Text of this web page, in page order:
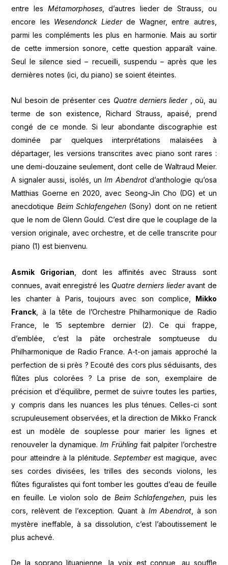
entre les Métamorphoses, d’autres lieder de Strauss, ou
encore les Wesendonck Liederde Wagner, entre autres,
parmi les compléments les plus en harmonie. Mais au sortir
de cette immersion sonore, cette question apparaît vaine.
Seul le silence sied – recueilli, suspendu – après que les
dernières notes (ici, du piano) se soient éteintes.
Nul besoin de présenter ces Quatre derniers lieder, où, au
terme de son existence, Richard Strauss, apaisé, prend
congé de ce monde. Si leur abondante discographie est
dominée par quelques interprétations malaisées à
départager, les versions transcrites avec piano sont rares :
une demi-douzaine seulement, dont celle de Waltraud Meier.
A signaler aussi, isolés, unIm Abendrotd’anthologie qu’osa
Matthias Goerne en 2020, avec Seong-Jin Cho (DG) et un
anecdotique Beim Schlafengehen (Sony) dont on ne retient
que le nom de Glenn Gould. C’est dire que le couplage de la
version originale, avec orchestre, et de celle transcrite pour
piano (1) est bienvenu.
Asmik Grigorian , dont les affinités avec Strauss sont
connues, avait enregistré les Quatre derniers liederavant de
les chanter à Paris, toujours avec son complice,
Mikko
Franck , à la tête de l’Orchestre Philharmonique de Radio
France, le 15 septembre dernier (2). Ce qui frappe,
d’emblée, c’est la pâte orchestrale somptueuse du
Philharmonique de Radio France. A-t-on jamais approché la
perfection de si près ? Ecouté des cors plus séduisants, des
flûtes plus colorées ? La prise de son, exemplaire de
précision et d’équilibre, permet de suivre toutes les parties,
y compris dans les nuances les plus ténues. Celles-ci sont
scrupuleusement observées, et la direction de Mikko Franck
est un modèle de souplesse pour marier les lignes et
renouveler la dynamique.Im Frühling fait palpiter l’orchestre
pour atteindre à la plénitude. Septemberest magique, avec
ses cordes divisées, les trilles des seconds violons, les
flûtes figuralistes qui font tomber les gouttes d’eau de feuille
en feuille. Le violon solo de Beim Schlafengehen , puis les
cors, relèvent de l’exception. Quant à Im Abendrot , à son
mystère ineffable, à sa dissolution, c’est l’aboutissement le
plus achevé.
De la soprano lituanienne, la voix est connue, au souffle